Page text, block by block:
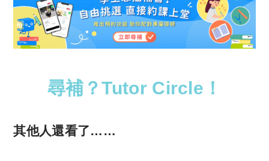
尋補？Tutor Circle！
其他人還看了……